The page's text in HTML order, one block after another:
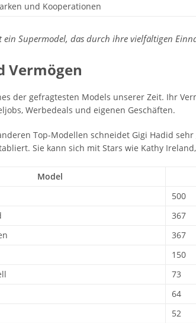
und Kooperationen
ein Supermodel, das durch ihre vielfältigen
Vermögen
der gefragtesten Models unserer Zeit. Ihr
Werbedeals und eigenen Geschäften.
Top-Modellen schneidet Gigi Hadid
Sie kann sich mit Stars wie Kathy
Model
500
367
367
150
73
64
52